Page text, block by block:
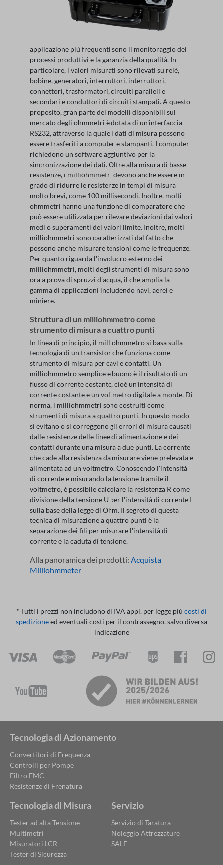
applicazione più frequenti sono il monitoraggio dei
processi produttivi e la garanzia della qualità. In
particolare, i valori misurati sono rilevati su relè,
bobine, generatori, interruttori, interruttori,
connettori, trasformatori, circuiti paralleli e
secondari e conduttori di circuiti stampati. A questo
proposito, gran parte dei modelli disponibili sul
mercato degli ohmmetri è dotata di un'interfaccia
RS232, attraverso la quale i dati di misura possono
essere trasferiti a computer e stampanti. I computer
richiedono un software aggiuntivo per la
sincronizzazione dei dati. Oltre alla misura di basse
resistenze, i milliohmmetri devono anche essere in
grado di ridurre le resistenze in tempi di misura
molto brevi, come 100 millisecondi. Inoltre, molti
ohmmetri hanno una funzione di comparatore che
può essere utilizzata per rilevare deviazioni dai valori
medi o superamenti dei valori limite. Inoltre, molti
milliohmmetri sono caratterizzati dal fatto che
possono anche misurare tensioni come le frequenze.
Per quanto riguarda l'involucro esterno dei
milliohmmetri, molti degli strumenti di misura sono
ora a prova di spruzzi d'acqua, il che amplia la
gamma di applicazioni includendo navi, aerei e
miniere.
Struttura di un milliohmmetro come
strumento di misura a quattro punti
In linea di principio, il milliohmmetro si basa sulla
tecnologia di un transistor che funziona come
strumento di misura per cavi e contatti. Un
milliohmmetro semplice e buono è il risultato di un
flusso di corrente costante, cioè un'intensità di
corrente costante e un voltmetro digitale a monte. Di
norma, i milliohmmetri sono costruiti come
strumenti di misura a quattro punti. In questo modo
si evitano o si correggono gli errori di misura causati
dalle resistenze delle linee di alimentazione e dei
contatti durante una misura a due punti. La corrente
che cade alla resistenza da misurare viene prelevata e
alimentata ad un voltmetro. Conoscendo l'intensità
di corrente e misurando la tensione tramite il
voltmetro, è possibile calcolare la resistenza R come
divisione della tensione U per l'intensità di corrente I
sulla base della legge di Ohm. Il segreto di questa
tecnica di misurazione a quattro punti è la
separazione dei fili per misurare l'intensità di
corrente e la caduta di tensione.
Alla panoramica dei prodotti: Acquista
Milliohmmeter
* Tutti i prezzi non includono di IVA appl. per legge più costi di
spedizioneed eventuali costi per il contrassegno, salvo diversa
indicazione
Tecnologia di Azionamento
Convertitori di Frequenza
Controlli per Pompe
Filtro EMC
Resistenze di Frenatura
Tecnologia di Misura
Tester ad alta Tensione
Multimetri
Misuratori LCR
Tester di Sicurezza
Servizio
Servizio di Taratura
Noleggio Attrezzature
SALE